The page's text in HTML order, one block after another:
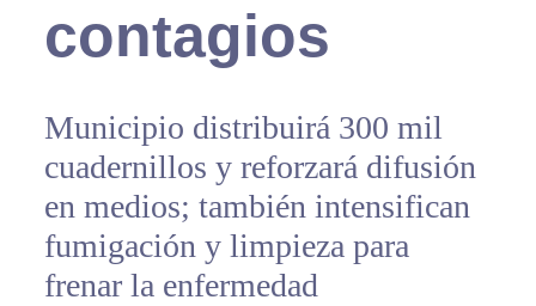
contagios
Municipio distribuirá 300 mil
cuadernillos y reforzará difusión
en medios; también intensifican
fumigación y limpieza para
frenar la enfermedad